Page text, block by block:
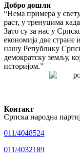
Добро дошли
“Нема примера у
раст, у тренуцима
Зато су за нас у
економија две
нашу Републику
демократску земљу,
историјом.”
Контакт
Српска народна
011/4048524
011/4032189